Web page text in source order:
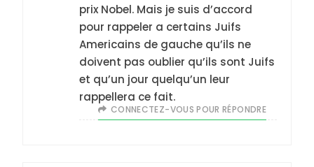
prix Nobel. Mais je suis d’accord
pour rappeler a certains Juifs
Americains de gauche qu’ils ne
doivent pas oublier qu’ils sont Juifs
et qu’un jour quelqu’un leur
rappellera ce fait.
CONNECTEZ-VOUS POUR RÉPONDRE
FIÈRE, DIGNE ET RÉSILIENTE :
POURQUOI JE REVENDIQUE
MA JUDAÏTE par Thérèse
Zrihen-Dvir
JUDAISME
CE QUI NOUS MANQUE –